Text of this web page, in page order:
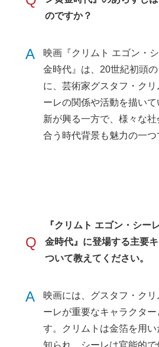
のですか？
A
映画『クリムト エゴン・
金時代』は、20世紀初頭
に、芸術家グスタフ・ク
ーレの関係や活動を描い
新が興る一方で、様々な
合う時代背景も魅力の一つ
Q
『クリムト エゴン・シー
金時代』に登場する主要
ついて教えてください。
A
映画には、グスタフ・ク
ーレが重要なキャラクター
す。クリムトは金箔を用
知られ、シーレは官能的